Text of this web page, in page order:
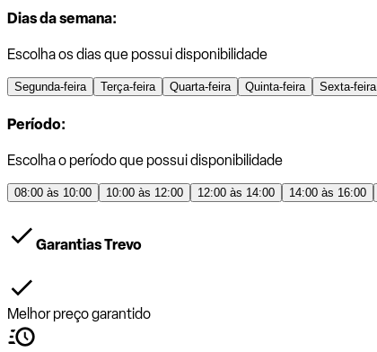
Dias da semana:
Escolha os dias que possui disponibilidade
Segunda-feira Terça-feira Quarta-feira Quinta-feira Sexta-feira
Período:
Escolha o período que possui disponibilidade
08:00 às 10:00 10:00 às 12:00 12:00 às 14:00 14:00 às 16:00
Garantias Trevo
Melhor preço garantido